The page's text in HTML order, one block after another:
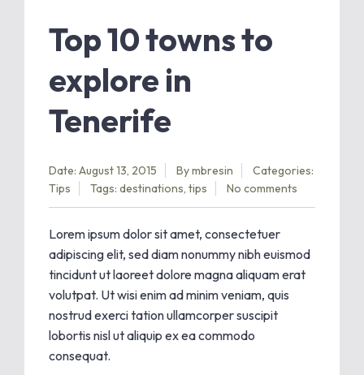
Top 10 towns to
explore in
Tenerife
Date: August 13, 2015 Bymbresin
Categories:
Tips
Tags: destinations, tips No comments
Lorem ipsum dolor sit amet, consectetuer
adipiscing elit, sed diam nonummy nibh euismod
tincidunt ut laoreet dolore magna aliquam erat
volutpat. Ut wisi enim ad minim veniam, quis
nostrud exerci tation ullamcorper suscipit
lobortis nisl ut aliquip ex ea commodo
consequat.